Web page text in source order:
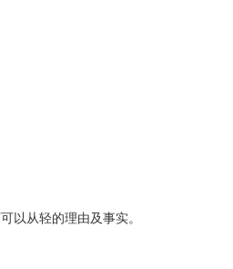
以从轻的理由及事实。